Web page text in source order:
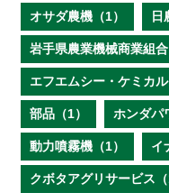
オサダ農機（1） 日
岩手県農業機械商業組合
エフエムシー・ケミカル
部品（1） ホンダパ
動力噴霧機（1） イ
クボタアグリサービス（